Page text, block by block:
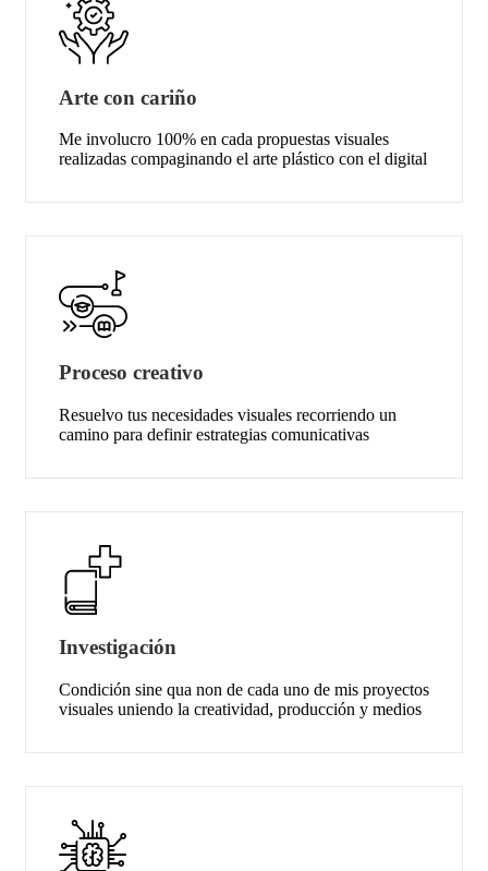
Arte con cariño
Me involucro 100% en cada propuestas visuales
realizadas compaginando el arte plástico con el digital
Proceso creativo
Resuelvo tus necesidades visuales recorriendo un
camino para definir estrategias comunicativas
Investigación
Condición sine qua non de cada uno de mis proyectos
visuales uniendo la creatividad, producción y medios